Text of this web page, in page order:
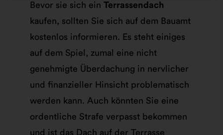
Bevor sie sich ein Terrassendach
kaufen, sollten Sie sich auf dem Bauamt
kostenlos informieren. Es steht einiges
auf dem Spiel, zumal eine nicht
genehmigte Überdachung in nervlicher
und finanzieller Hinsicht problematisch
werden kann. Auch könnten Sie eine
ordentliche Strafe verpasst bekommen
und ist das Dach auf der Terrasse